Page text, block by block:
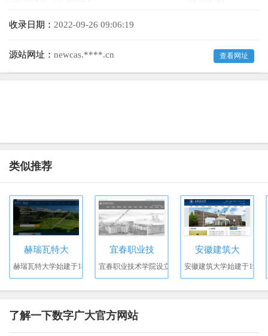
收录日期： 2022-09-26 09:06:19
源站网址： newcas.****.cn 查看网址
类似推荐
赫瑞瓦特大
赫瑞瓦特大学始建于18
宜春职业技
宜春职业技术学院设立
安徽建筑大
安徽建筑大学始建于19
了解一下数字广大官方网站